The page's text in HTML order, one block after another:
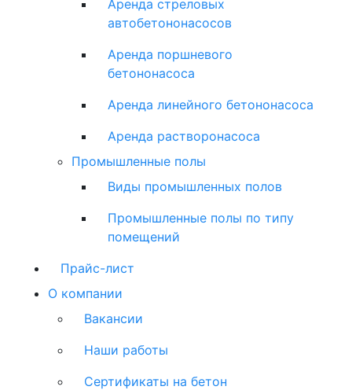
Аренда стреловых
автобетононасосов
Аренда поршневого
бетононасоса
Аренда линейного бетононасоса
Аренда растворонасоса
Промышленные полы
Виды промышленных полов
Промышленные полы по типу
помещений
Прайс-лист
О компании
Вакансии
Наши работы
Сертификаты на бетон